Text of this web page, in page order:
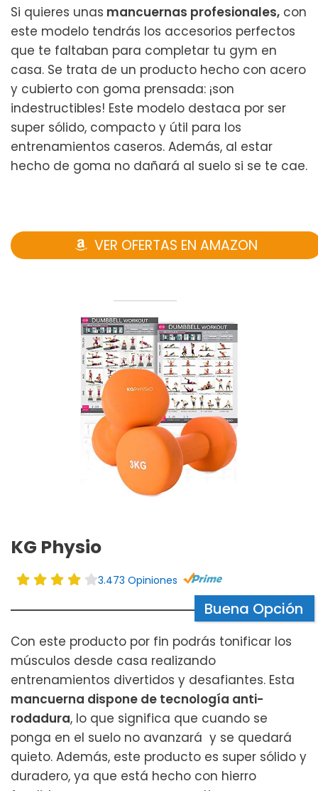
Si quieres unas mancuernas profesionales, con
este modelo tendrás los accesorios perfectos
que te faltaban para completar tu gym en
casa. Se trata de un producto hecho con acero
y cubierto con goma prensada: ¡son
indestructibles! Este modelo destaca por ser
super sólido, compacto y útil para los
entrenamientos caseros. Además, al estar
hecho de goma no dañará al suelo si se te cae.
VER OFERTAS EN AMAZON
KG Physio
3.473 Opiniones
Buena Opción
Con este producto por fin podrás tonificar los
músculos desde casa realizando
entrenamientos divertidos y desafiantes. Esta
mancuerna dispone de tecnología anti-
rodadura, lo que significa que cuando se
ponga en el suelo no avanzará y se quedará
quieto. Además, este producto es super sólido y
duradero, ya que está hecho con hierro